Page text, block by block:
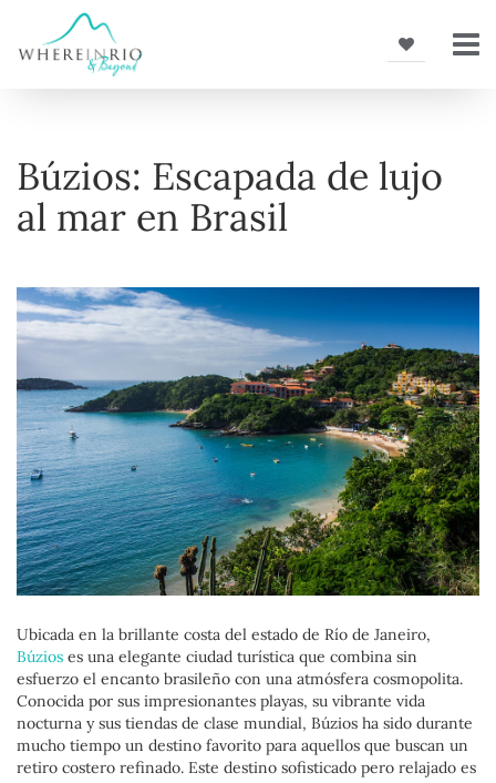
Búzios: Escapada de lujo
al mar en Brasil
Ubicada en la brillante costa del estado de Río de Janeiro,
Búzios es una elegante ciudad turística que combina sin
esfuerzo el encanto brasileño con una atmósfera cosmopolita.
Conocida por sus impresionantes playas, su vibrante vida
nocturna y sus tiendas de clase mundial, Búzios ha sido durante
mucho tiempo un destino favorito para aquellos que buscan un
retiro costero refinado. Este destino sofisticado pero relajado es